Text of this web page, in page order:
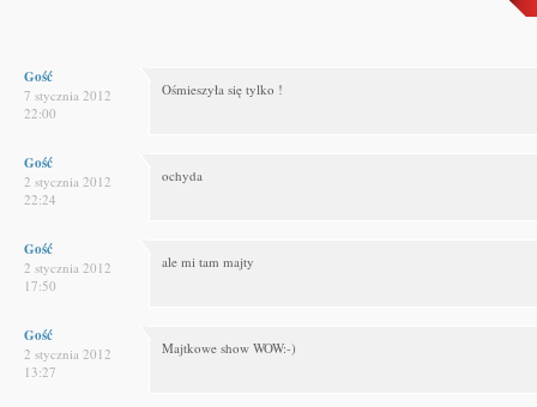
Gość
7 stycznia 2012
22:00
Ośmieszyła się tylko !
Gość
2 stycznia 2012
22:24
ochyda
Gość
2 stycznia 2012
17:50
ale mi tam majty
Gość
2 stycznia 2012
13:27
Majtkowe show WOW:-)